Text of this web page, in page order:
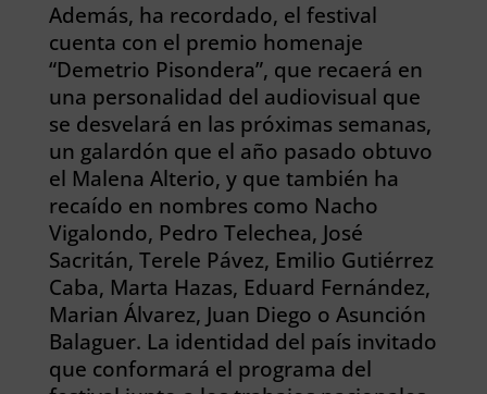
Además, ha recordado, el festival
cuenta con el premio homenaje
“Demetrio Pisondera”, que recaerá en
una personalidad del audiovisual que
se desvelará en las próximas semanas,
un galardón que el año pasado obtuvo
el Malena Alterio, y que también ha
recaído en nombres como Nacho
Vigalondo, Pedro Telechea, José
Sacritán, Terele Pávez, Emilio Gutiérrez
Caba, Marta Hazas, Eduard Fernández,
Marian Álvarez, Juan Diego o Asunción
Balaguer. La identidad del país invitado
que conformará el programa del